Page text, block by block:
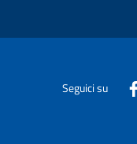
Seguici su